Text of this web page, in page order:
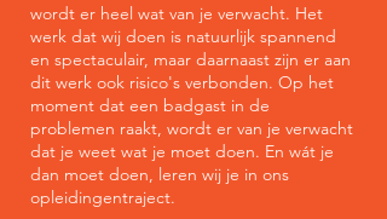
wordt er heel wat van je verwacht. Het
werk dat wij doen is natuurlijk spannend
en spectaculair, maar daarnaast zijn er aan
dit werk ook risico's verbonden. Op het
moment dat een badgast in de
problemen raakt, wordt er van je verwacht
dat je weet wat je moet doen. En wát je
dan moet doen, leren wij je in ons
opleidingentraject.